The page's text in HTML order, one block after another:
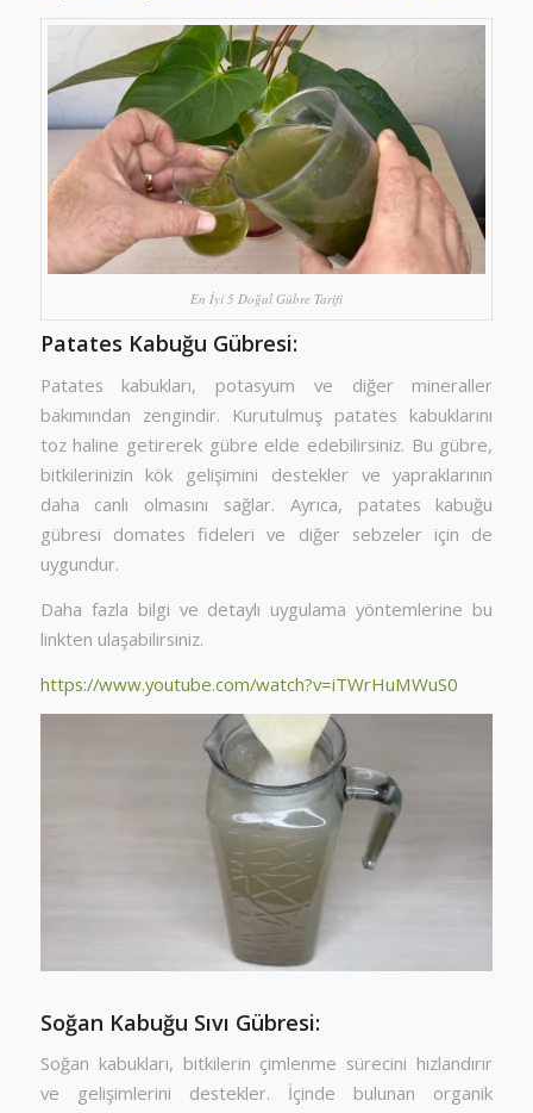
En İyi 5 Doğal Gübre Tarifi
Patates Kabuğu Gübresi:
Patates kabukları, potasyum ve diğer mineraller
bakımından zengindir. Kurutulmuş patates kabuklarını
toz haline getirerek gübre elde edebilirsiniz. Bu gübre,
bitkilerinizin kök gelişimini destekler ve yapraklarının
daha canlı olmasını sağlar. Ayrıca, patates kabuğu
gübresi domates fideleri ve diğer sebzeler için de
uygundur.
Daha fazla bilgi ve detaylı uygulama yöntemlerine bu
linkten ulaşabilirsiniz.
https://www.youtube.com/watch?v=iTWrHuMWuS0
Soğan Kabuğu Sıvı Gübresi:
Soğan kabukları, bitkilerin çimlenme sürecini hızlandırır
ve gelişimlerini destekler. İçinde bulunan organik